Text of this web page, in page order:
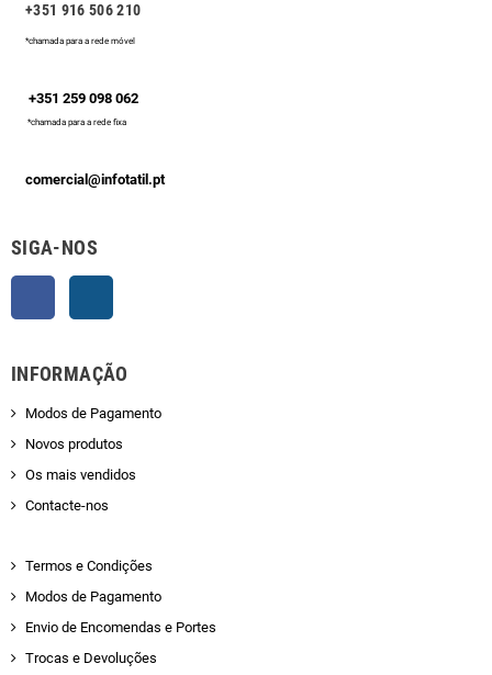
+351 916 506 210
*chamada para a rede móvel
+351 259 098 062
*chamada para a rede fixa
comercial@infotatil.pt
SIGA-NOS
INFORMAÇÃO
Modos de Pagamento
Novos produtos
Os mais vendidos
Contacte-nos
Termos e Condições
Modos de Pagamento
Envio de Encomendas e Portes
Trocas e Devoluções